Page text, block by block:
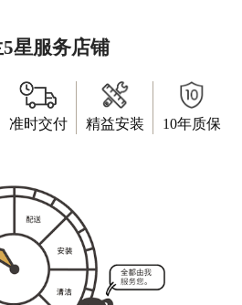
星服务店铺
准时交付 精益安装 10年质保